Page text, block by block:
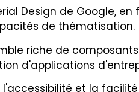
Design de Google, en
de thématisation.
riche de
d'applications
et la